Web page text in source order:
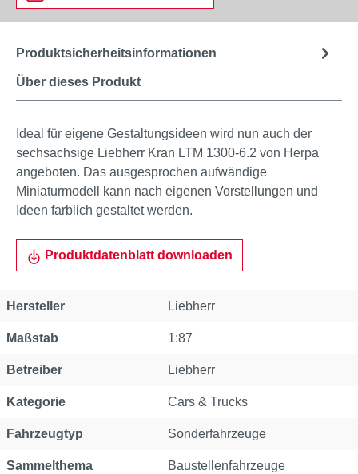
Über dieses Produkt
Produktsicherheitsinformationen
Ideal für eigene Gestaltungsideen wird nun auch der
sechsachsige Liebherr Kran LTM 1300-6.2 von Herpa
angeboten. Das ausgesprochen aufwändige
Miniaturmodell kann nach eigenen Vorstellungen und
Ideen farblich gestaltet werden.
Produktdatenblatt downloaden
Hersteller Liebherr
Maßstab 1:87
Betreiber Liebherr
Kategorie Cars & Trucks
Fahrzeugtyp Sonderfahrzeuge
Sammelthema Baustellenfahrzeuge